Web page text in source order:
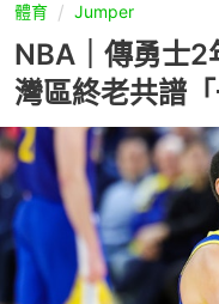
體育 Jumper
NBA｜傳勇士
灣區終老共譜